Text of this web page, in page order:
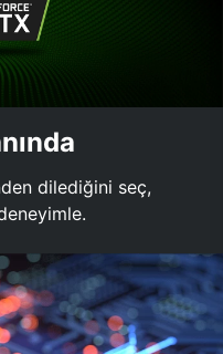
dilediğini seç,